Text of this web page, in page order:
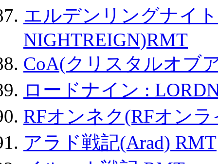
エルデンリングナイ
NIGHTREIGN)RMT
CoA(クリスタルオブ
ロードナイン :
RFオンネク(RFオン
アラド戦記(Arad) RMT